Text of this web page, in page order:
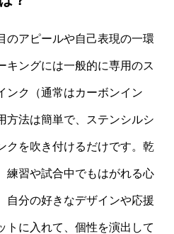
のアピールや自己表現の一環
キングには一般的に専用のス
ンク（通常はカーボンイン
方法は簡単で、ステンシルシ
クを吹き付けるだけです。乾
練習や試合中でもはがれる心
自分の好きなデザインや応援
トに入れて、個性を演出して